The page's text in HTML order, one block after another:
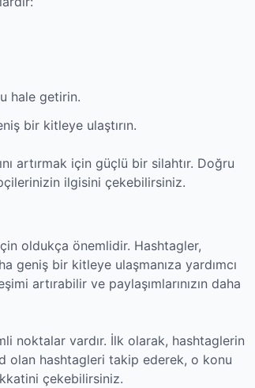
hale getirin.
bir kitleye ulaştırın.
artırmak için güçlü bir silahtır. Doğru
ilgisini çekebilirsiniz.
için oldukça önemlidir. Hashtagler,
geniş bir kitleye ulaşmanıza yardımcı
artırabilir ve paylaşımlarınızın daha
noktalar vardır. İlk olarak, hashtaglerin
olan hashtagleri takip ederek, o konu
çekebilirsiniz.